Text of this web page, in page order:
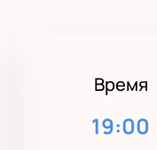
Время
19:00